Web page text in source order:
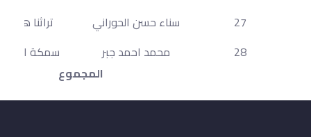
27
سناء حسن الحوراني
تراثنا هويتنا
28
محمد احمد جبر
سمكة
المجموع